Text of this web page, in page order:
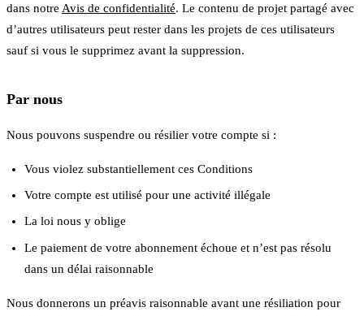
dans notre Avis de confidentialité. Le contenu de projet partagé avec
d’autres utilisateurs peut rester dans les projets de ces utilisateurs
sauf si vous le supprimez avant la suppression.
Par nous
Nous pouvons suspendre ou résilier votre compte si :
Vous violez substantiellement ces Conditions
Votre compte est utilisé pour une activité illégale
La loi nous y oblige
Le paiement de votre abonnement échoue et n’est pas résolu
dans un délai raisonnable
Nous donnerons un préavis raisonnable avant une résiliation pour